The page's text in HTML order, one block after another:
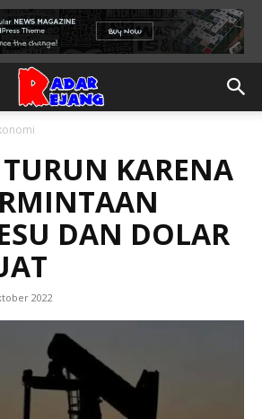
KARENA
DAN DOLAR
2022